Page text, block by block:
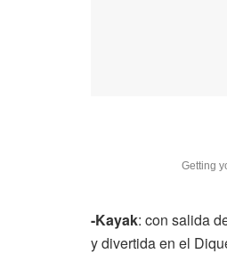
Getting
-Kayak: con salida
y divertida en el